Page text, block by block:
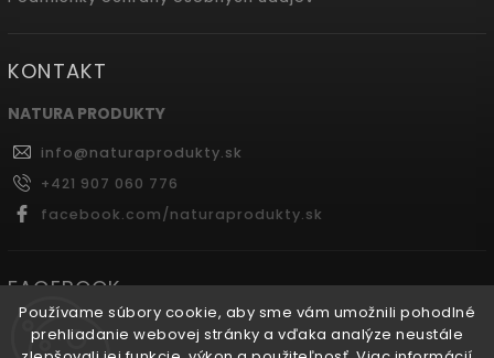
Používame súbory cookie, aby sme vám umožnili pohodlné
prehliadanie webovej stránky a vďaka analýze neustále
KONTAKT
NATURA PRODUKTY
info@naturaprodukty.sk
+421 907 060 776
facebook.com/naturaprodukty.sk
FACEBOOK